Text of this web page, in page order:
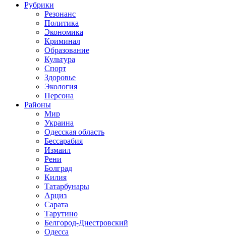
Рубрики
Резонанс
Политика
Экономика
Криминал
Образование
Культура
Спорт
Здоровье
Экология
Персона
Районы
Мир
Украина
Одесская область
Бессарабия
Измаил
Рени
Болград
Килия
Татарбунары
Арциз
Сарата
Тарутино
Белгород-Днестровский
Одесса